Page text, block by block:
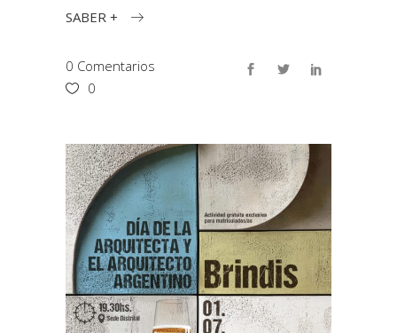
SABER +
0 Comentarios
0